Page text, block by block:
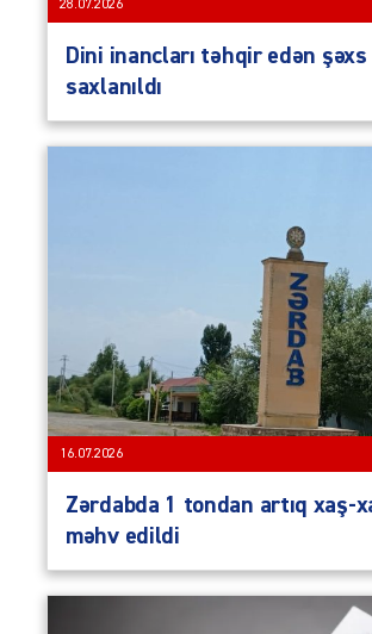
28.07.2026
Dini inancları təhqir edən şəxs
saxlanıldı
16.07.2026
Zərdabda 1 tondan artıq xaş-
məhv edildi